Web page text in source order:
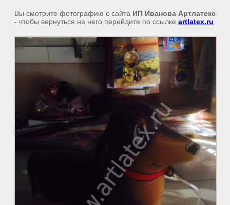
Вы смотрите фотографию с сайта ИП Иванова Артлатекс
- чтобы вернуться на него перейдите по ссылке artlatex.ru